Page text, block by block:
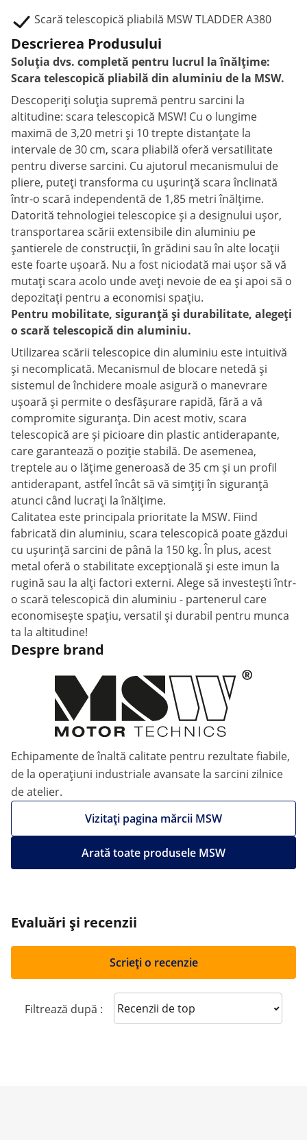
Scară telescopică pliabilă MSW TLADDER A380
Descrierea Produsului
Soluția dvs. completă pentru lucrul la înălțime:
Scara telescopică pliabilă din aluminiu de la MSW.
Descoperiți soluția supremă pentru sarcini la
altitudine: scara telescopică MSW! Cu o lungime
maximă de 3,20 metri și 10 trepte distanțate la
intervale de 30 cm, scara pliabilă oferă versatilitate
pentru diverse sarcini. Cu ajutorul mecanismului de
pliere, puteți transforma cu ușurință scara înclinată
într-o scară independentă de 1,85 metri înălțime.
Datorită tehnologiei telescopice și a designului ușor,
transportarea scării extensibile din aluminiu pe
șantierele de construcții, în grădini sau în alte locații
este foarte ușoară. Nu a fost niciodată mai ușor să vă
mutați scara acolo unde aveți nevoie de ea și apoi să o
depozitați pentru a economisi spațiu.
Pentru mobilitate, siguranță și durabilitate, alegeți
o scară telescopică din aluminiu.
Utilizarea scării telescopice din aluminiu este intuitivă
și necomplicată. Mecanismul de blocare netedă și
sistemul de închidere moale asigură o manevrare
ușoară și permite o desfășurare rapidă, fără a vă
compromite siguranța. Din acest motiv, scara
telescopică are și picioare din plastic antiderapante,
care garantează o poziție stabilă. De asemenea,
treptele au o lățime generoasă de 35 cm și un profil
antiderapant, astfel încât să vă simțiți în siguranță
atunci când lucrați la înălțime.
Calitatea este principala prioritate la MSW. Fiind
fabricată din aluminiu, scara telescopică poate găzdui
cu ușurință sarcini de până la 150 kg. În plus, acest
metal oferă o stabilitate excepțională și este imun la
rugină sau la alți factori externi. Alege să investești într-
o scară telescopică din aluminiu - partenerul care
economisește spațiu, versatil și durabil pentru munca
ta la altitudine!
Despre brand
Echipamente de înaltă calitate pentru rezultate fiabile,
de la operațiuni industriale avansate la sarcini zilnice
de atelier.
Vizitați pagina mărcii MSW
Arată toate produsele MSW
Evaluări și recenzii
Scrieți o recenzie
Filtrează după : Sort reviews